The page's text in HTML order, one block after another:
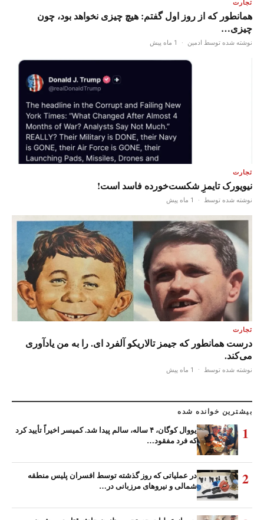
تجارت
همانطور که از روز اول گفتم: هیچ چیزی نخواهد بود، چون
چیزی…
نوشته شده توسط ادمین · 1 ماه پیش
تجارت
نیویورک تایمزِ شکست‌خورده فاسد است!
نوشته شده توسط · 1 ماه پیش
تجارت
درست همانطور که جیمز تالاریکو آلفرد ای. را به من یادآوری
می‌کند.
نوشته شده توسط · 1 ماه پیش
بیشترین خوانده شده
1
یووال کوگان، ۴ ساله، سالم پیدا شد. کمیسر اخیراً تأیید کرد
که فرد مفقود…
2
در عملیاتی که روز گذشته توسط افسران پلیس منطقه
شمالی و نیروهای مرزبانی در…